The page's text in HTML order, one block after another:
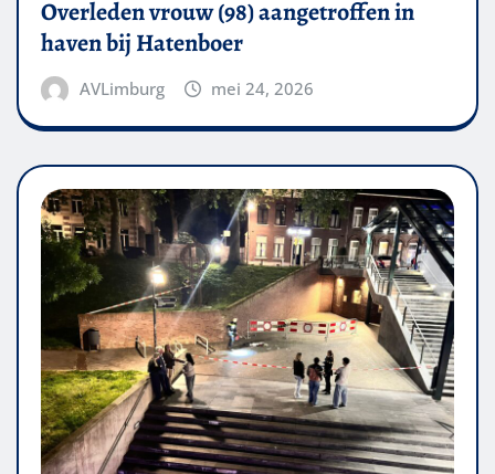
Overleden vrouw (98) aangetroffen in
haven bij Hatenboer
AVLimburg mei 24, 2026